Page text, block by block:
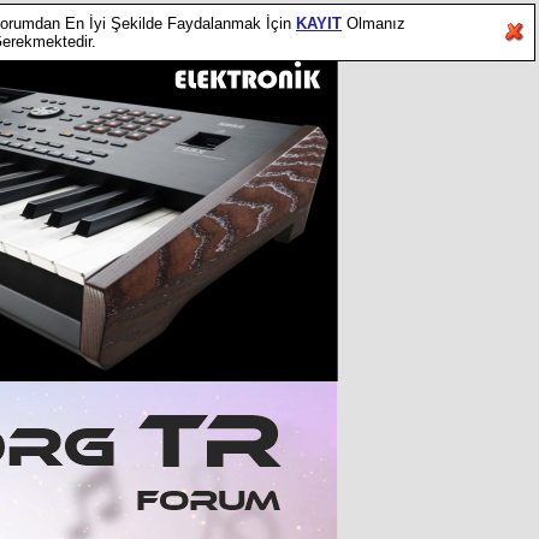
En İyi Şekilde Faydalanmak İçin KAYIT Olmanız